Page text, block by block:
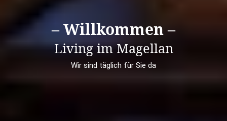
– Willkommen –
Living im Magellan
Wir sind täglich für Sie da